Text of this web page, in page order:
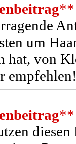
**
um
hat, von
**
diesen